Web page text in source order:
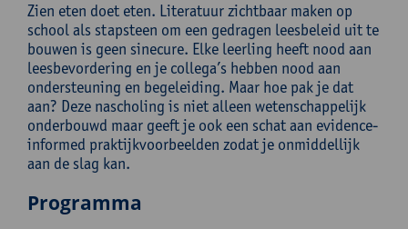
Zien eten doet eten. Literatuur zichtbaar maken op
school als stapsteen om een gedragen leesbeleid uit te
bouwen is geen sinecure. Elke leerling heeft nood aan
leesbevordering en je collega’s hebben nood aan
ondersteuning en begeleiding. Maar hoe pak je dat
aan? Deze nascholing is niet alleen wetenschappelijk
onderbouwd maar geeft je ook een schat aan evidence-
informed praktijkvoorbeelden zodat je onmiddellijk
aan de slag kan.
Programma